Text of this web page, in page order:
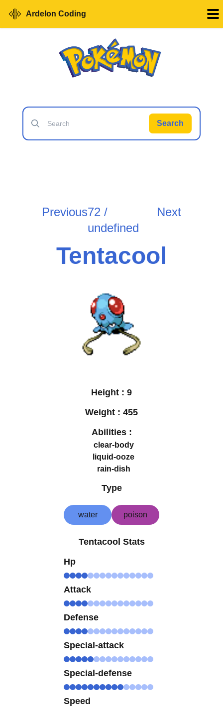
Ardelon Coding
Search
Previous72 /
undefined
Next
Tentacool
Height : 9
Weight : 455
Abilities :
clear-body
liquid-ooze
rain-dish
Type
water poison
Tentacool Stats
Hp
Attack
Defense
Special-attack
Special-defense
Speed